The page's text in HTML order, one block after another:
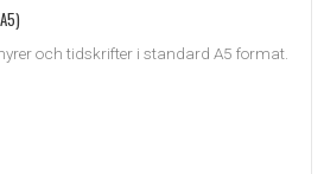
och tidskrifter i standard A5 format.